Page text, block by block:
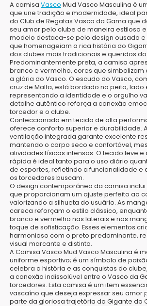
A camisa Vasco Mud Vasco Masculina é
que une tradição e modernidade, ideal
do Club de Regatas Vasco da Gama que
seu amor pelo clube de maneira estilosa e
modelo destaca-se pelo design ousado e
que homenageiam a rica história do
dos clubes mais tradicionais e queridos
Predominantemente preta, a camisa
branco e vermelho, cores que simbolizam
a glória do Vasco. O escudo do Vasco,
cruz de Malta, está bordado no peito, lado
representando a identidade e o orgulho
detalhe autêntico reforça a conexão
torcedor e o clube.
Confeccionada em tecido de alta
oferece conforto superior e durabilidade.
ventilação integrada garante excelente
mantendo o corpo seco e confortável,
atividades físicas intensas. O tecido leve
rápida é ideal tanto para o uso diário
de esportes, refletindo a funcionalidade e
os torcedores buscam.
O design contemporâneo da camisa
que proporcionam um ajuste perfeito ao
valorizando a silhueta do usuário. As
careca reforçam o estilo clássico,
branco e vermelho nas laterais e nas
toque de sofisticação. Esses elementos
harmonioso com o preto predominante,
visual marcante e distinto.
A Camisa Vasco Mud Vasco Masculina é
uniforme esportivo; é um símbolo de
celebra a história e as conquistas do
a conexão indissolúvel entre o Vasco da
torcedores. Esta camisa é um item
vascaíno que deseja expressar seu amor
parte da gloriosa trajetória do Gigante da